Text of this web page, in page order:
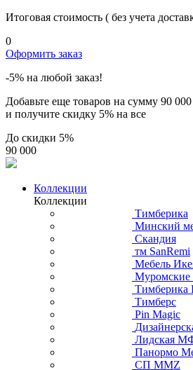
Итоговая стоимость ( без учета
0
Оформить заказ
-5% на любой заказ!
Добавьте еще товаров на сумму 90 000
и получите скидку 5% на все
До скидки 5%
90 000
Коллекции
Коллекции
Тимберика
Минский
Скандия
тм SanRemi
Мебель
Муромские
Тимберика
Тимберс
Pin Magic
Лидская
Панормо
СП ММZ